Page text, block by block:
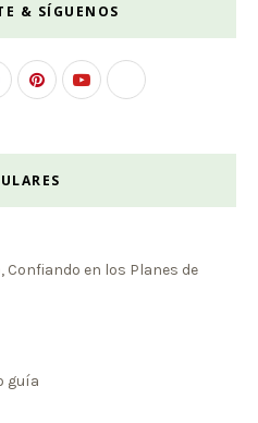
& SÍGUENOS
Confiando en los Planes de
guía